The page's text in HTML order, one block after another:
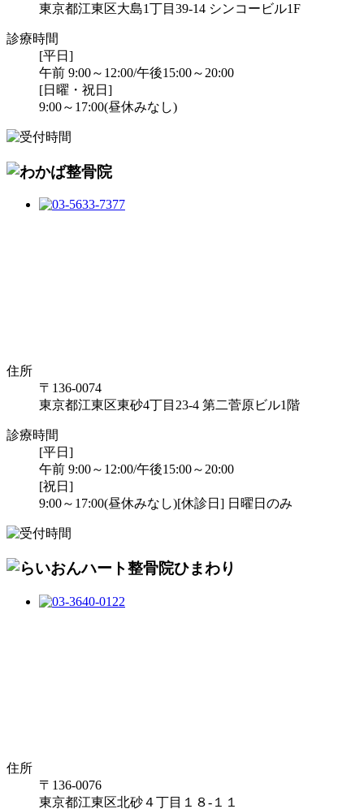
東京都江東区大島1丁目39-14 シンコービル1F
診療時間
[平日]
午前 9:00～12:00/午後15:00～20:00
[日曜・祝日]
9:00～17:00(昼休みなし)
住所
〒136-0074
東京都江東区東砂4丁目23-4 第二菅原ビル1階
診療時間
[平日]
午前 9:00～12:00/午後15:00～20:00
[祝日]
9:00～17:00(昼休みなし)[休診日] 日曜日のみ
住所
〒136-0076
東京都江東区北砂４丁目１８-１１